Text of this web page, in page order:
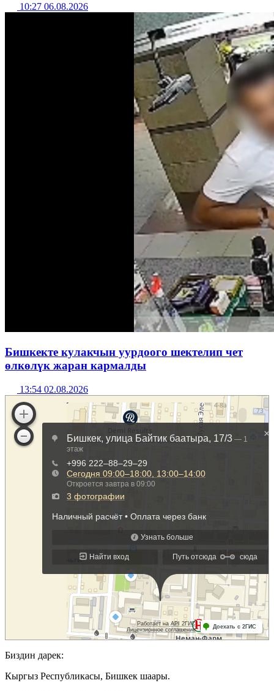
10:27 06.08.2026
Бишкекте кулакчын уурдоого шектелип чет
өлкөлүк жаран кармалды
13:54 02.08.2026
Биздин дарек:
Кыргыз Республикасы, Бишкек шаары.